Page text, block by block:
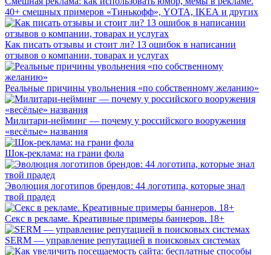
40+ смешных примеров «Тинькофф», YOTA, IKEA и других
Как писать отзывы и стоит ли? 13 ошибок в написании
отзывов о компании, товарах и услугах
Реальные причины увольнения «по собственному желанию»
Милитари-нейминг — почему у российского вооружения
«весёлые» названия
Шок-реклама: на грани фола
Эволюция логотипов брендов: 44 логотипа, которые знал
твой прадед
Секс в рекламе. Креативные примеры баннеров. 18+
SERM — управление репутацией в поисковых системах